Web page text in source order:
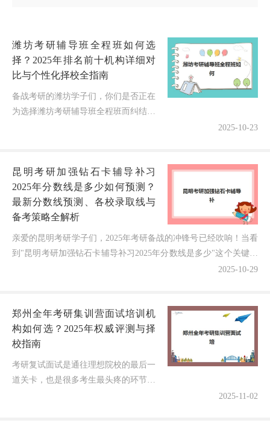
潍坊考研辅导班全程班如何选
择？2025年排名前十机构详细对
比与个性化择校全指南
备战考研的潍坊学子们，你们是否正在
为选择潍坊考研辅导班全程班而纠结？
2...
2025-10-23
昆明考研加强钻石卡辅导补习
2025年分数线是多少如何预测？
最新分数线预测、各校录取线与
备考策略全解析
亲爱的昆明考研学子们，2025年考研备战的冲锋号已经吹响！当看
到"昆明考研加强钻石卡辅导补习2025年分数线是多少"这个关键词
2025-10-29
郑州全年考研集训营面试培训机
构如何选？2025年权威评测与择
校指南
考研复试面试是通往理想院校的最后一
道关卡，也是很多考生最头疼的环节！
2025-11-02